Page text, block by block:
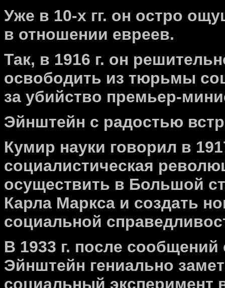
Уже в 10-х гг. он остро
в отношении евреев.
Так, в 1916 г. он
освободить из тюрьмы
за убийство премьер-
Эйнштейн с радостью
Кумир науки говорил в
социалистическая
осуществить в Большой
Карла Маркса и создать
социальной
В 1933 г. после
Эйнштейн гениально
социальный эксперимент